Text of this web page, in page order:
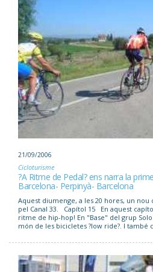
21/09/2006
Cicloturisme
?A Ritme de Pedal? ens narra la
Barcelona- Perpinyà- Barcelona
Aquest diumenge, a les 20 hores, un
pel Canal 33. Capítol 15 En aquest
ritme de hip-hop! En "Base" del grup
món de les bicicletes ?low ride?. I també